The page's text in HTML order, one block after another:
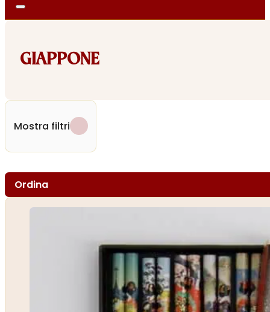
GIAPPONE
Mostra filtri
Ordina